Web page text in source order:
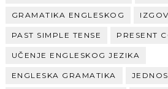
GRAMATIKA ENGLESKOG
PAST SIMPLE TENSE PRESENT
UČENJE ENGLESKOG JEZIKA
ENGLESKA GRAMATIKA